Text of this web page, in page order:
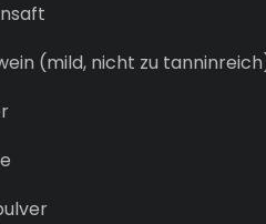
(mild, nicht zu